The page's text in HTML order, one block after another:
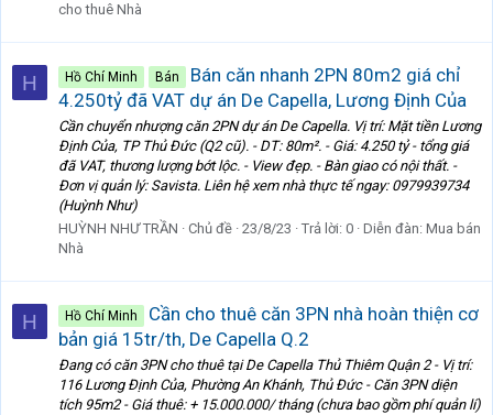
cho thuê Nhà
H Hồ Chí Minh Bán
Bán căn nhanh 2PN 80m2 giá chỉ
4.250tỷ đã VAT dự án De Capella, Lương Định Của
Cần chuyển nhượng căn 2PN dự án De Capella. Vị trí: Mặt tiền Lương
Định Của, TP Thủ Đức (Q2 cũ). - DT: 80m². - Giá: 4.250 tỷ - tổng giá
đã VAT, thương lượng bớt lộc. - View đẹp. - Bàn giao có nội thất. -
Đơn vị quản lý: Savista. Liên hệ xem nhà thực tế ngay: 0979939734
(Huỳnh Như)
HUỲNH NHƯ TRẦN
Chủ đề 23/8/23 Trả lời: 0 Diễn đàn: Mua bán
Nhà
H Hồ Chí Minh
Cần cho thuê căn 3PN nhà hoàn thiện cơ
bản giá 15tr/th, De Capella Q.2
Đang có căn 3PN cho thuê tại De Capella Thủ Thiêm Quận 2 - Vị trí:
116 Lương Định Của, Phường An Khánh, Thủ Đức - Căn 3PN diện
tích 95m2 - Giá thuê: + 15.000.000/ tháng (chưa bao gồm phí quản lí)